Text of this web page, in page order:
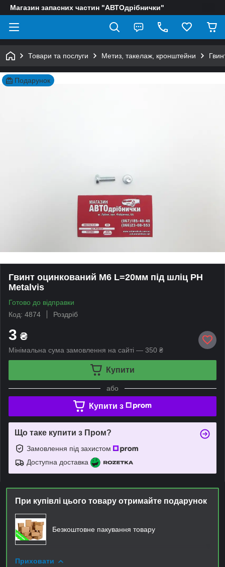
Магазин запасних частин "АВТОдрібнички"
Товари та послуги Метиз, такелаж, кронштейни
Подарунок
Гвинт оцинкований М6 L=20мм під шліц PH
Metalvis
Готово до відправки
Код: 4874
Роздріб
3 ₴
Мінімальна сума замовлення на сайті — 350 ₴
Купити
або
Купити з
Що таке купити з Пром?
Замовлення під захистом
Доступна доставка
При купівлі цього товару отримайте подарунок
Безкоштовне пакування товару
Приховати